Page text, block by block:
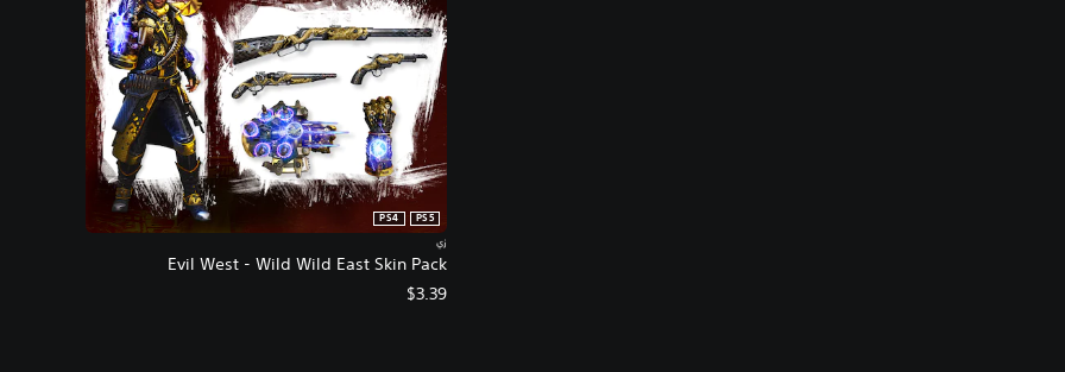
Evil West - Wild Wild East Skin Pack
PS5
PS4
زي
$3.39